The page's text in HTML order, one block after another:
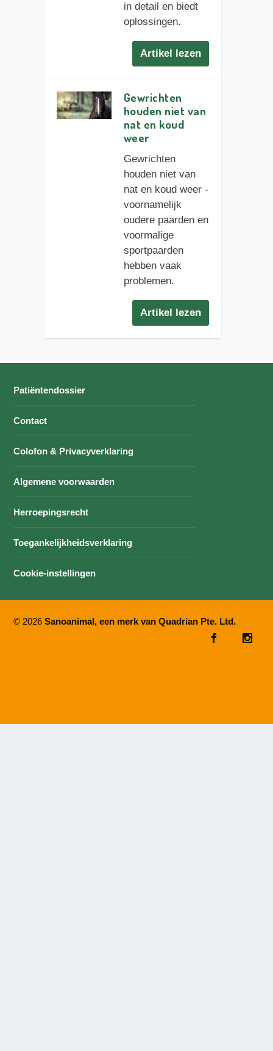
in detail en biedt
oplossingen.
Artikel lezen
Gewrichten
houden niet van
nat en koud
weer
Gewrichten
houden niet van
nat en koud weer -
voornamelijk
oudere paarden en
voormalige
sportpaarden
hebben vaak
problemen.
Artikel lezen
Patiëntendossier
Contact
Colofon & Privacyverklaring
Algemene voorwaarden
Herroepingsrecht
Toegankelijkheidsverklaring
Cookie-instellingen
© 2026Sanoanimal, een merk van Quadrian Pte. Ltd.